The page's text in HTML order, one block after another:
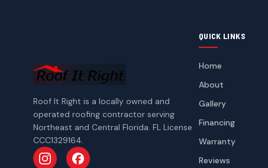
Roof It Right is a locally owned and
operated roofing contractor serving
Northeast and Central Florida. FL License
CCC1329164.
Follow us on Instagram
Follow us on Facebook
QUICK LINKS
Home
About
Gallery
Financing
Warranty
Reviews